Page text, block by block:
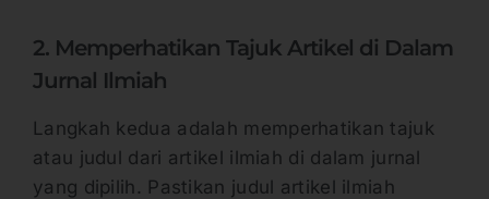
2. Memperhatikan Tajuk Artikel di Dalam
Jurnal Ilmiah
Langkah kedua adalah memperhatikan tajuk
atau judul dari artikel ilmiah di dalam jurnal
yang dipilih. Pastikan judul artikel ilmiah